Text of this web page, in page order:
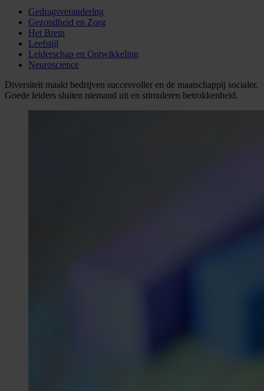
Gedragsverandering
Gezondheid en Zorg
Het Brein
Leefstijl
Leiderschap en Ontwikkeling
Neuroscience
Diversiteit maakt bedrijven succesvoller en de maatschappij socialer.
Goede leiders sluiten niemand uit en stimuleren betrokkenheid.